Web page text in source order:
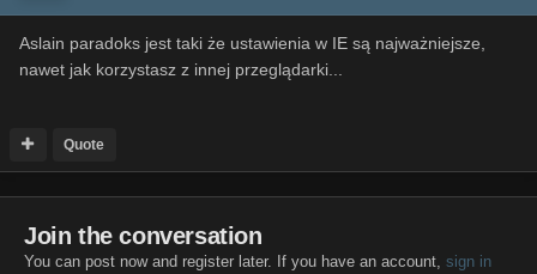
Aslain paradoks jest taki że ustawienia w IE są najważniejsze,
nawet jak korzystasz z innej przeglądarki...
Quote
Join the conversation
You can post now and register later. If you have an account, sign in